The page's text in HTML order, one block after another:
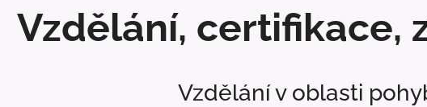
Vzdělání, certifikace,
Vzdělání v oblasti